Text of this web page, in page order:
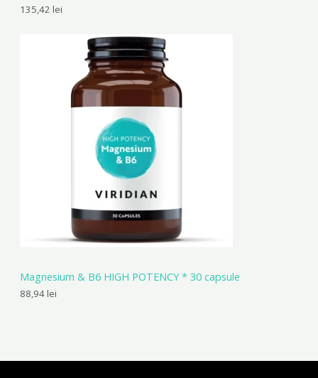
135,42 lei
Magnesium & B6 HIGH POTENCY * 30 capsule
88,94lei